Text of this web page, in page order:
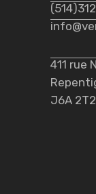
411 rue
J6A 2T2